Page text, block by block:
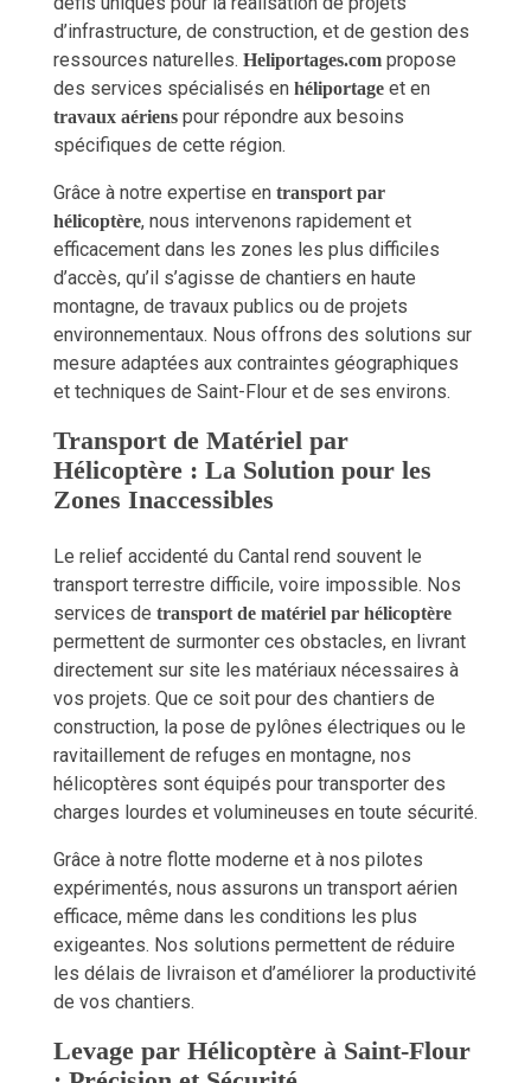
d’infrastructure, de construction, et de gestion des
ressources naturelles. Heliportages.com propose
des services spécialisés en héliportage et en
travaux aériens pour répondre aux besoins
spécifiques de cette région.
Grâce à notre expertise en transport par
hélicoptère, nous intervenons rapidement et
efficacement dans les zones les plus difficiles
d’accès, qu’il s’agisse de chantiers en haute
montagne, de travaux publics ou de projets
environnementaux. Nous offrons des solutions sur
mesure adaptées aux contraintes géographiques
et techniques de Saint-Flour et de ses environs.
Transport de Matériel par
Hélicoptère : La Solution pour les
Zones Inaccessibles
Le relief accidenté du Cantal rend souvent le
transport terrestre difficile, voire impossible. Nos
services de transport de matériel par hélicoptère
permettent de surmonter ces obstacles, en livrant
directement sur site les matériaux nécessaires à
vos projets. Que ce soit pour des chantiers de
construction, la pose de pylônes électriques ou le
ravitaillement de refuges en montagne, nos
hélicoptères sont équipés pour transporter des
charges lourdes et volumineuses en toute sécurité.
Grâce à notre flotte moderne et à nos pilotes
expérimentés, nous assurons un transport aérien
efficace, même dans les conditions les plus
exigeantes. Nos solutions permettent de réduire
les délais de livraison et d’améliorer la productivité
de vos chantiers.
Levage par Hélicoptère à Saint-Flour